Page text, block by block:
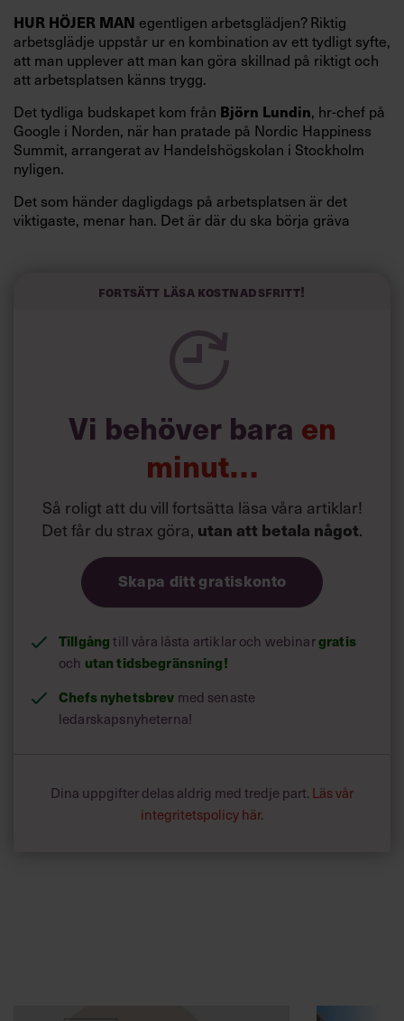
HUR HÖJER MAN egentligen arbetsglädjen? Riktig
arbetsglädje uppstår ur en kombination av ett tydligt syfte,
att man upplever att man kan göra skillnad på riktigt och
att arbetsplatsen känns trygg.
Det tydliga budskapet kom från Björn Lundin, hr-chef på
Google i Norden, när han pratade på Nordic Happiness
Summit, arrangerat av Handelshögskolan i Stockholm
nyligen.
Det som händer dagligdags på arbetsplatsen är det
viktigaste, menar han. Det är där du ska börja gräva
och höjt arbetsglädjen på Google:
Fortsätt läsa kostnadsfritt!
Vi behöver bara en
minut…
Så roligt att du vill fortsätta läsa våra artiklar!
Det får du strax göra, utan att betala något.
Skapa ditt gratiskonto
Tillgångtill våra låsta artiklar och webinargratis
och utan tidsbegränsning!
Chefs nyhetsbrev med senaste
ledarskapsnyheterna!
Dina uppgifter delas aldrig med tredje part. Läs vår
integritetspolicy här.